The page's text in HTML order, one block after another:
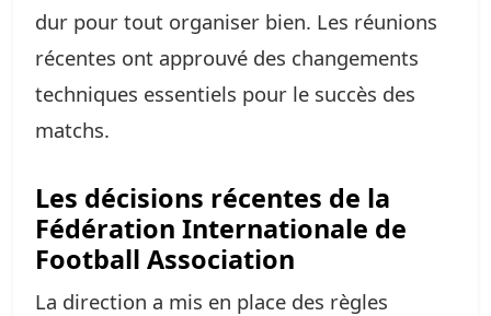
dur pour tout organiser bien. Les réunions
récentes ont approuvé des changements
techniques essentiels pour le succès des
matchs.
Les décisions récentes de la
Fédération Internationale de
Football Association
La direction a mis en place des règles